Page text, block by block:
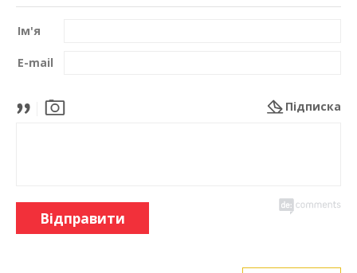
Ім'я
E-mail
Підписка
Відправити